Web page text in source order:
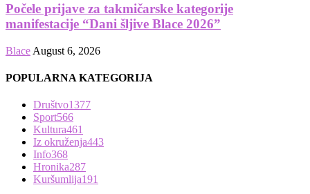
Počele prijave za takmičarske kategorije
manifestacije “Dani šljive Blace 2026”
Blace August 6, 2026
POPULARNA KATEGORIJA
Društvo1377
Sport566
Kultura461
Iz okruženja443
Info368
Hronika287
Kuršumlija191